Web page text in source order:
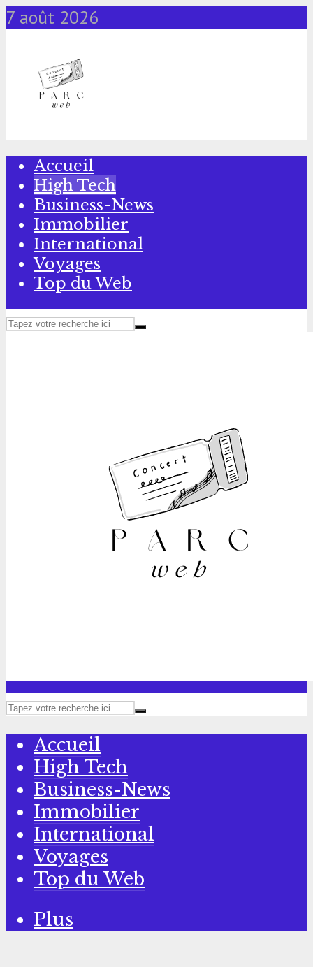
7 août 2026
Accueil
High Tech
Business-News
Immobilier
International
Voyages
Top du Web
Accueil
High Tech
Business-News
Immobilier
International
Voyages
Top du Web
Plus